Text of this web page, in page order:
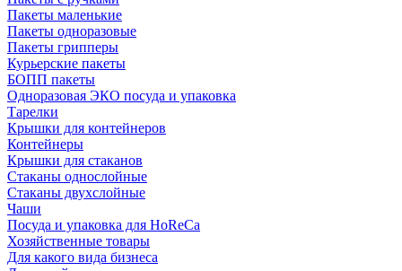
Пакеты маленькие
Пакеты одноразовые
Пакеты грипперы
Курьерские пакеты
БОПП пакеты
Одноразовая ЭКО посуда и упаковка
Тарелки
Крышки для контейнеров
Контейнеры
Крышки для стаканов
Стаканы однослойные
Стаканы двухслойные
Чаши
Посуда и упаковка для HoReCa
Хозяйственные товары
Для какого вида бизнеса